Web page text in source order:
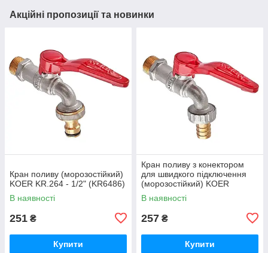
Акційні пропозиції та новинки
Кран поливу (морозостійкий)
KOER KR.264 - 1/2" (KR6486)
В наявності
251 ₴
Купити
Кран поливу з конектором
для швидкого підключення
(морозостійкий) KOER
KR.265 - 1/2" (KR6485)
В наявності
257 ₴
Купити